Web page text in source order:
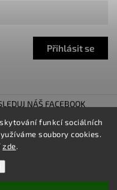
funkcí sociálních
soubory cookies.
zde.
Přihlásit se
NÁŠ FACEBOOK
SNÍŽENO.CZ